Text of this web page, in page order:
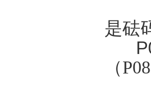
是砝
（